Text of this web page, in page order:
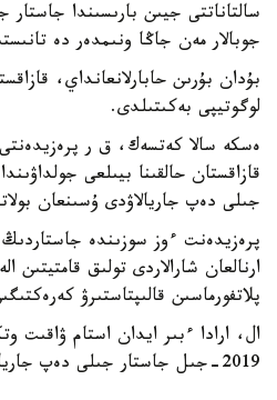
سالتاناتتى جيىن بارىسىندا جاستار
جوبالار مەن جاڭا ونىمدەر دە
بۇدان بۇرىن حابارلانعانداي،
لوگوتيپى بەكىتىلدى.
ەسكە سالا كەتسەك، ق ر پرەزيدەنتى
جىلى دەپ جاريالاۋدى ۇسىنعان
پرەزيدەنت ءوز سوزىندە جاستاردىڭ
ارنالعان شارالاردى تولىق قامتيتىن
پلاتفورماسىن قالىپتاستىرۋ
ال، ارادا ءبىر ايدان استام ۋاقىت
2019-جىل جاستار جىلى دەپ جاريالاندى.